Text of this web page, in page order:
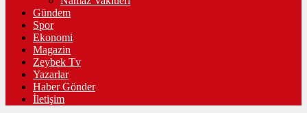
Gündem
Spor
Ekonomi
Magazin
Zeybek Tv
Yazarlar
Haber Gönder
İletişim